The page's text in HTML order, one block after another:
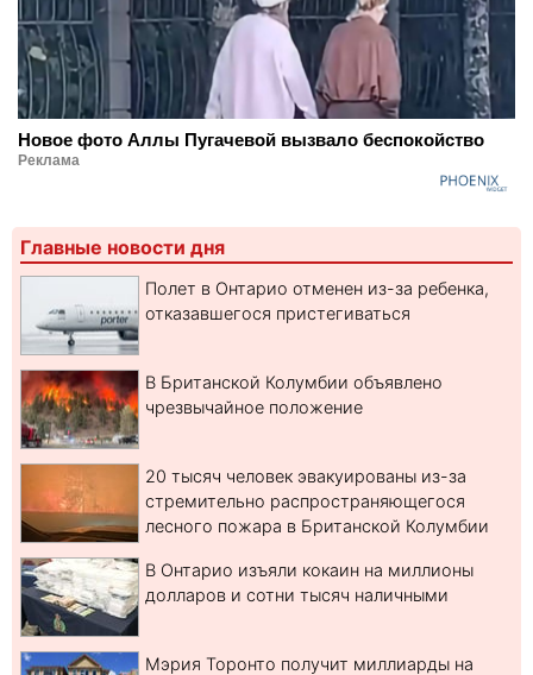
Новое фото Аллы Пугачевой вызвало беспокойство
Реклама
Главные новости дня
Полет в Онтарио отменен из-за ребенка,
отказавшегося пристегиваться
В Британской Колумбии объявлено
чрезвычайное положение
20 тысяч человек эвакуированы из-за
стремительно распространяющегося
лесного пожара в Британской Колумбии
В Онтарио изъяли кокаин на миллионы
долларов и сотни тысяч наличными
Мэрия Торонто получит миллиарды на